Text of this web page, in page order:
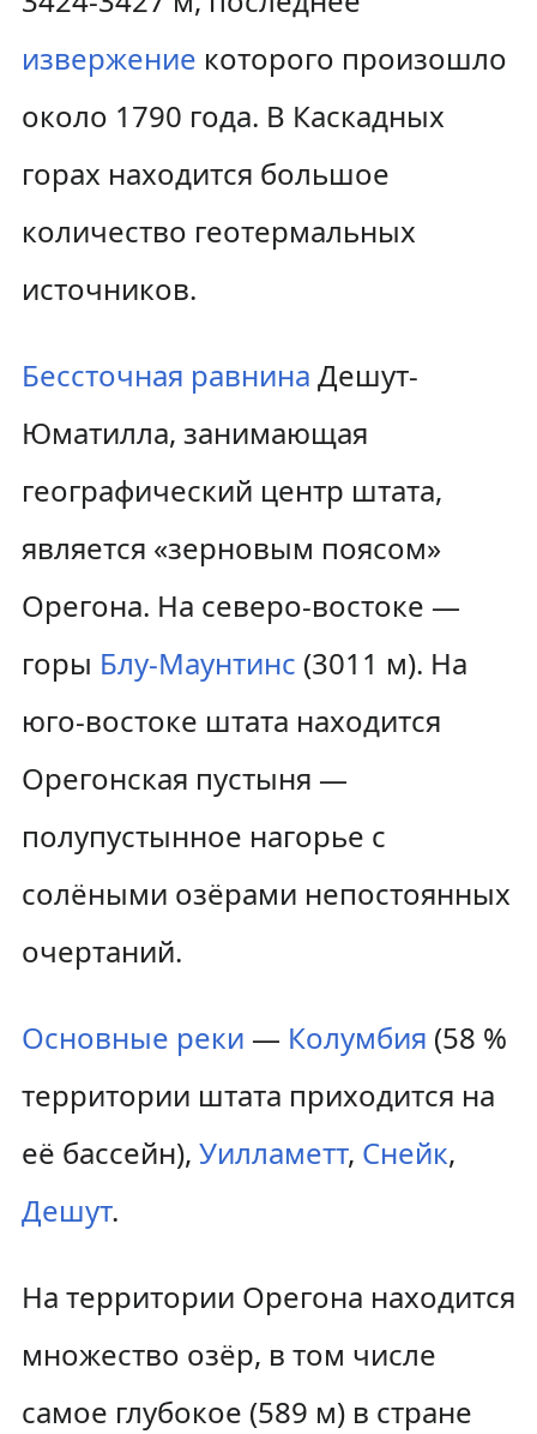
извержение которого произошло
около 1790 года. В Каскадных
горах находится большое
количество геотермальных
источников.
Бессточная равнина Дешут-
Юматилла, занимающая
географический центр штата,
является «зерновым поясом»
Орегона. На северо-востоке —
горы Блу-Маунтинс (3011 м). На
юго-востоке штата находится
Орегонская пустыня —
полупустынное нагорье с
солёными озёрами непостоянных
очертаний.
Основные реки — Колумбия (58 %
территории штата приходится на
её бассейн), Уилламетт, Снейк,
Дешут.
На территории Орегона находится
множество озёр, в том числе
самое глубокое (589 м) в стране